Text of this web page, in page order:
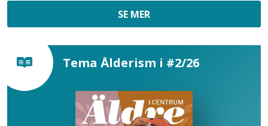
SE MER
Tema Ålderism i #2/26